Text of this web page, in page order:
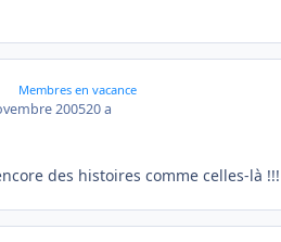
Membres en vacance
200520 a
des histoires comme celles-là